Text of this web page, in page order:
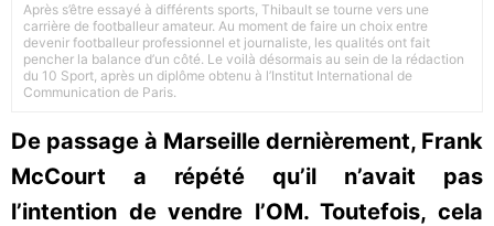
Après s’être essayé à différents sports, Thibault se tourne vers une
carrière de footballeur amateur. Au moment de faire un choix entre
devenir footballeur professionnel et journaliste, les qualités ont fait
pencher la balance d’un côté. Le voilà désormais au sein de la rédaction
du 10 Sport, après un diplôme obtenu à l’Institut International de
Communication de Paris.
De passage à Marseille dernièrement, Frank
McCourt a répété qu’il n’avait pas
l’intention de vendre l’OM. Toutefois, cela